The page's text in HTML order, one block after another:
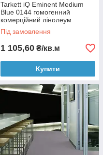
Tarkett iQ Eminent Medium
Blue 0144 гомогенний
комерційний лінолеум
Під замовлення
1 105,60 ₴/кв.м
Купити